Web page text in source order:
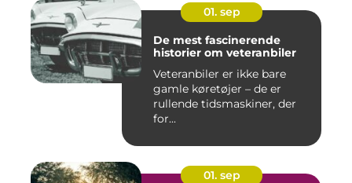
01. sep
De mest fascinerende
historier om veteranbiler
Veteranbiler er ikke bare
gamle køretøjer – de er
rullende tidsmaskiner, der
for...
01. sep